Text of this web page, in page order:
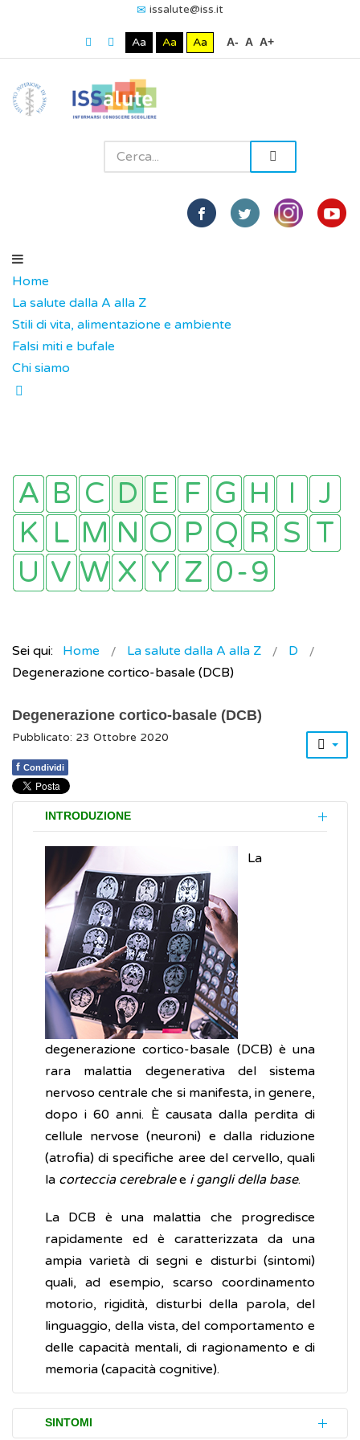
issalute@iss.it
Aa Aa Aa A- A A+
Home
La salute dalla A alla Z
Stili di vita, alimentazione e ambiente
Falsi miti e bufale
Chi siamo
Sei qui: Home La salute dalla A alla Z
D
Degenerazione cortico-basale (DCB)
Degenerazione cortico-basale (DCB)
Pubblicato: 23 Ottobre 2020
f Condividi
INTRODUZIONE
La
degenerazione cortico-basale (DCB) è una
rara malattia degenerativa del sistema
nervoso centrale che si manifesta, in genere,
dopo i 60 anni. È causata dalla perdita di
cellule nervose (neuroni) e dalla riduzione
(atrofia) di specifiche aree del cervello, quali
la corteccia cerebralee i gangli della base.
La DCB è una malattia che progredisce
rapidamente ed è caratterizzata da una
ampia varietà di segni e disturbi (sintomi)
quali, ad esempio, scarso coordinamento
motorio, rigidità, disturbi della parola, del
linguaggio, della vista, del comportamento e
delle capacità mentali, di ragionamento e di
memoria (capacità cognitive).
SINTOMI